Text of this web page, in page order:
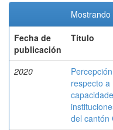
Fecha de
publicación
Título
2020
respecto a
del cantón